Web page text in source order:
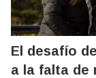
El desafío
a la falta de